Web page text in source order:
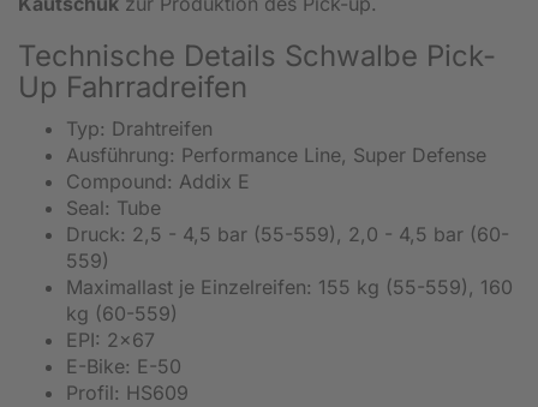
Technische Details Schwalbe Pick-
Up Fahrradreifen
Typ: Drahtreifen
Ausführung: Performance Line, Super Defense
Compound: Addix E
Seal: Tube
Druck: 2,5 - 4,5 bar (55-559), 2,0 - 4,5 bar (60-
559)
Maximallast je Einzelreifen: 155 kg (55-559), 160
kg (60-559)
EPI: 2x67
E-Bike: E-50
Profil: HS609